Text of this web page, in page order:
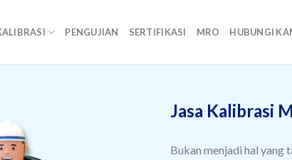
PENGUJIAN SERTIFIKASI MRO HUBUNGI
Jasa Kalibrasi
Bukan menjadi hal yang